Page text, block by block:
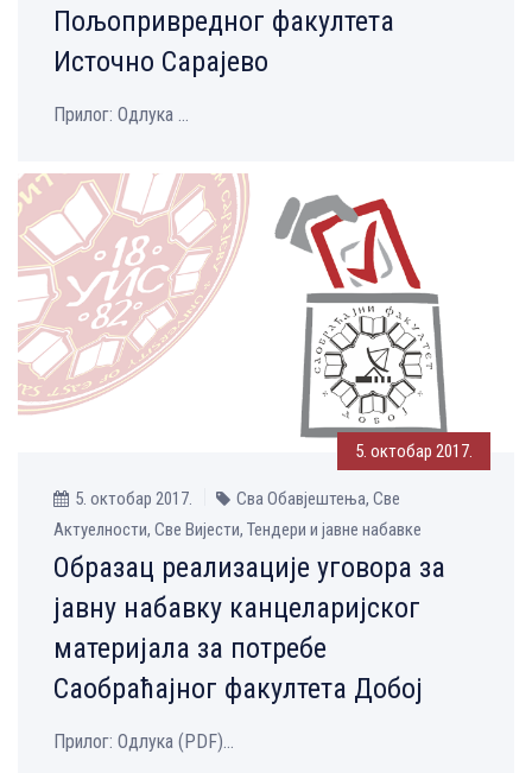
Пољопривредног факултета
Источно Сарајево
Прилог: Одлука ...
5. октобар 2017.
5. октобар 2017.
Сва Обавјештења, Све
Aктуелности, Све Вијести, Тендери и јавне набавке
Образац реализације уговора за
јавну набавку канцеларијског
материјала за потребе
Саобраћајног факултета Добој
Прилог: Одлука (PDF)...